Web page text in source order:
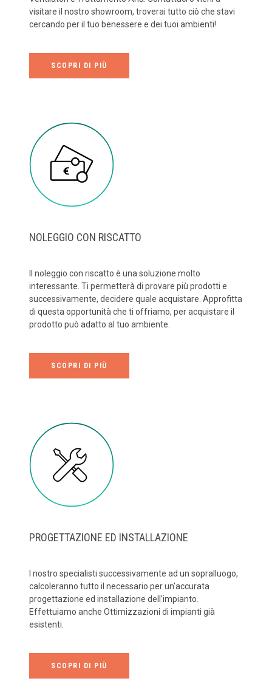
visitare il nostro showroom, troverai tutto ciò che stavi
cercando per il tuo benessere e dei tuoi ambienti!
SCOPRI DI PIÙ
NOLEGGIO CON RISCATTO
Il noleggio con riscatto è una soluzione molto
interessante. Ti permetterà di provare più prodotti e
successivamente, decidere quale acquistare. Approfitta
di questa opportunità che ti offriamo, per acquistare il
prodotto può adatto al tuo ambiente.
SCOPRI DI PIÙ
PROGETTAZIONE ED INSTALLAZIONE
I nostro specialisti successivamente ad un sopralluogo,
calcoleranno tutto il necessario per un'accurata
progettazione ed installazione dell'impianto.
Effettuiamo anche Ottimizzazioni di impianti già
esistenti.
SCOPRI DI PIÙ